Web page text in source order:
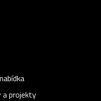
a projekty